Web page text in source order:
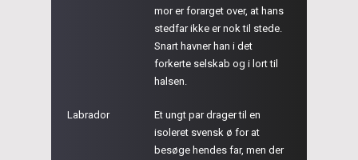
mor er forarget over, at hans
stedfar ikke er nok til stede.
Snart havner han i det
forkerte selskab og i lort til
halsen.
Labrador
Et ungt par drager til en
isoleret svensk ø for at
besøge hendes far, men der